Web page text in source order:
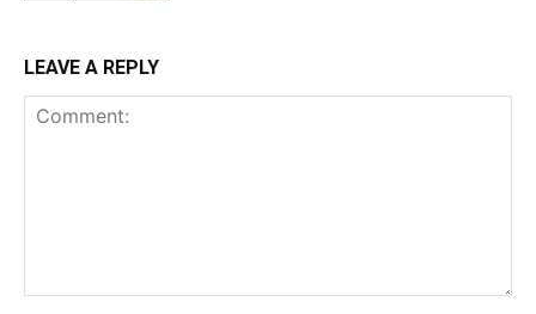
LEAVE A REPLY